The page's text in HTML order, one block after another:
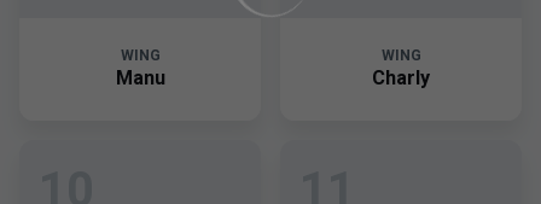
WING
Manu
WING
Charly